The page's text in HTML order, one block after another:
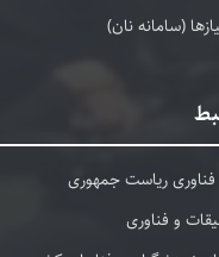
(سامانه نان)
ریاست جمهوری
و فناوری